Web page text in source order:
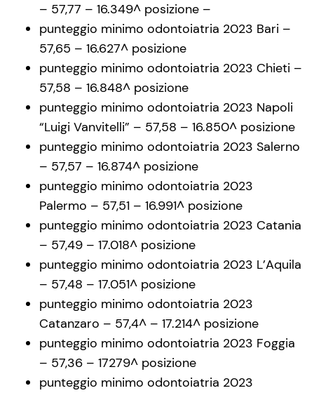
– 57,77 – 16.349^ posizione –
punteggio minimo odontoiatria 2023 Bari –
57,65 – 16.627^ posizione
punteggio minimo odontoiatria 2023 Chieti –
57,58 – 16.848^ posizione
punteggio minimo odontoiatria 2023 Napoli
“Luigi Vanvitelli” – 57,58 – 16.850^ posizione
punteggio minimo odontoiatria 2023 Salerno
– 57,57 – 16.874^ posizione
punteggio minimo odontoiatria 2023
Palermo – 57,51 – 16.991^ posizione
punteggio minimo odontoiatria 2023 Catania
– 57,49 – 17.018^ posizione
punteggio minimo odontoiatria 2023 L’Aquila
– 57,48 – 17.051^ posizione
punteggio minimo odontoiatria 2023
Catanzaro – 57,4^ – 17.214^ posizione
punteggio minimo odontoiatria 2023 Foggia
– 57,36 – 17279^ posizione
punteggio minimo odontoiatria 2023